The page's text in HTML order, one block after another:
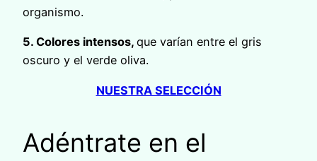
organismo.
5. Colores intensos, que varían entre el gris
oscuro y el verde oliva.
NUESTRA SELECCIÓN
Adéntrate en el